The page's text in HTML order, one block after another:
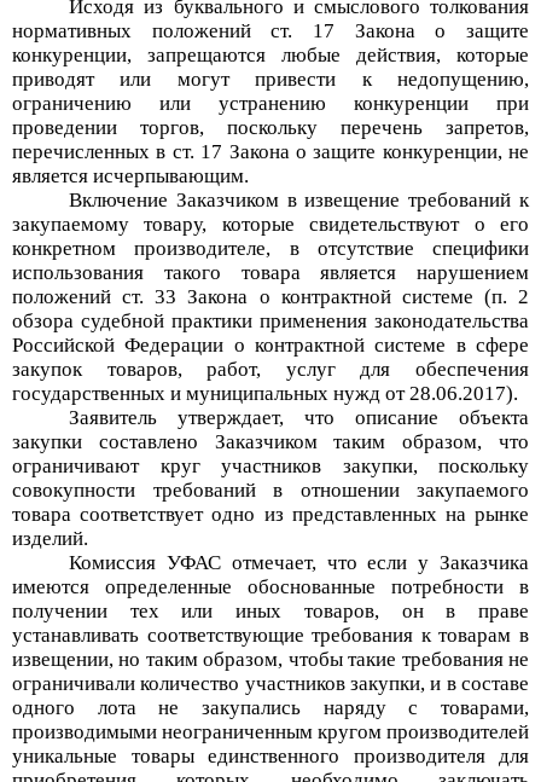
Исходя из буквального и смыслового толкования
нормативных положений ст. 17 Закона о защите
конкуренции, запрещаются любые действия, которые
приводят или могут привести к недопущению,
ограничению или устранению конкуренции при
проведении торгов, поскольку перечень запретов,
перечисленных в ст. 17 Закона о защите конкуренции, не
является исчерпывающим.
Включение Заказчиком в извещение требований к
закупаемому товару, которые свидетельствуют о его
конкретном производителе, в отсутствие специфики
использования такого товара является нарушением
положений ст. 33 Закона о контрактной системе (п. 2
обзора судебной практики применения законодательства
Российской Федерации о контрактной системе в сфере
закупок товаров, работ, услуг для обеспечения
государственных и муниципальных нужд от 28.06.2017).
Заявитель утверждает, что описание объекта
закупки составлено Заказчиком таким образом, что
ограничивают круг участников закупки, поскольку
совокупности требований в отношении закупаемого
товарасоответствуетодно из представленных на рынке
изделий.
Комиссия УФАС отмечает, что если у Заказчика
имеются определенные обоснованные потребности в
получении тех или иных товаров, он в праве
устанавливать соответствующие требования к товарам в
извещении, но таким образом, чтобы такие требования не
ограничивали количество участников закупки, и в составе
одного лота не закупались наряду с товарами,
производимыми неограниченным кругом производителей
уникальные товары единственного производителя для